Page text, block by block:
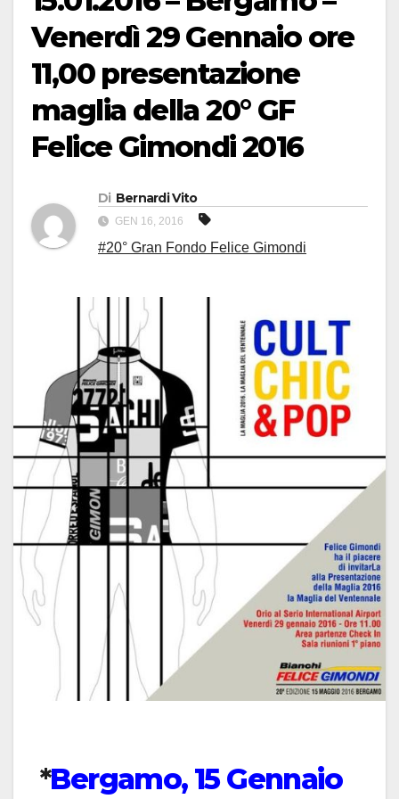
Venerdì 29 Gennaio ore
11,00 presentazione
maglia della 20° GF
Felice Gimondi 2016
Di Bernardi Vito
GEN 16, 2016
#20° Gran Fondo Felice Gimondi
*Bergamo, 15 Gennaio